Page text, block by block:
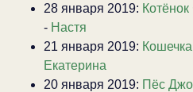
28 января 2019:
- Настя
21 января 2019:
Екатерина
20 января 2019: Пёс